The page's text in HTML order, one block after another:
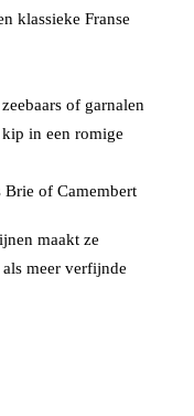
klassieke Franse
of garnalen
in een romige
Brie of Camembert
maakt ze
meer verfijnde